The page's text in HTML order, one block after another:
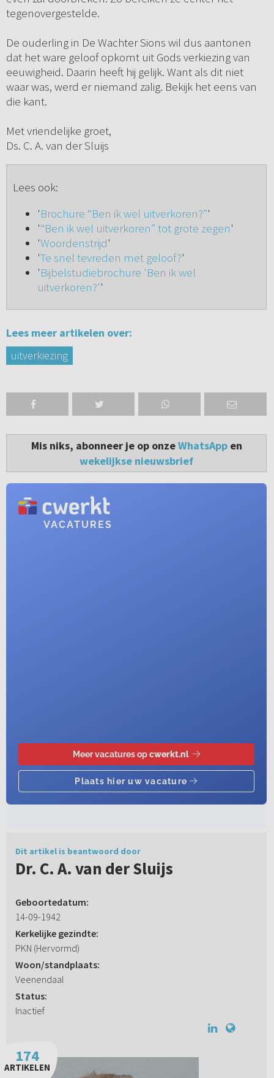
tegenovergestelde.
De ouderling in De Wachter Sions wil dus aantonen
dat het ware geloof opkomt uit Gods verkiezing van
eeuwigheid. Daarin heeft hij gelijk. Want als dit niet
waar was, werd er niemand zalig. Bekijk het eens van
die kant.
Met vriendelijke groet,
Ds. C. A. van der Sluijs
Lees ook:
'Brochure “Ben ik wel uitverkoren?”'
'“Ben ik wel uitverkoren” tot grote zegen'
'Woordenstrijd'
'Te snel tevreden met geloof?'
'Bijbelstudiebrochure 'Ben ik wel
uitverkoren?''
Lees meer artikelen over:
uitverkiezing
Mis niks, abonneer je op onzeWhatsAppen
wekelijkse nieuwsbrief
Dit artikel is beantwoord door
Dr. C. A. van der Sluijs
Geboortedatum:
14-09-1942
Kerkelijke gezindte:
PKN (Hervormd)
Woon/standplaats:
Veenendaal
Status:
Inactief
174
ARTIKELEN